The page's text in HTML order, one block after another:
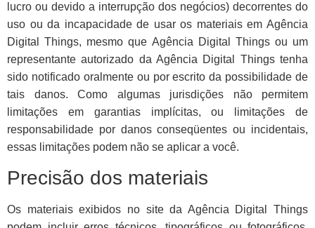
lucro ou devido a interrupção dos negócios) decorrentes do
uso ou da incapacidade de usar os materiais em Agência
Digital Things, mesmo que Agência Digital Things ou um
representante autorizado da Agência Digital Things tenha
sido notificado oralmente ou por escrito da possibilidade de
tais danos. Como algumas jurisdições não permitem
limitações em garantias implícitas, ou limitações de
responsabilidade por danos conseqüentes ou incidentais,
essas limitações podem não se aplicar a você.
Precisão dos materiais
Os materiais exibidos no site da Agência Digital Things